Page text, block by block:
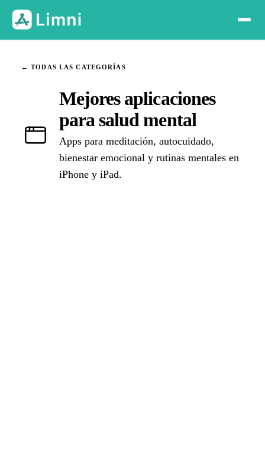
← TODAS LAS CATEGORÍAS
Mejores aplicaciones
para salud mental
Apps para meditación, autocuidado,
bienestar emocional y rutinas mentales en
iPhone y iPad.